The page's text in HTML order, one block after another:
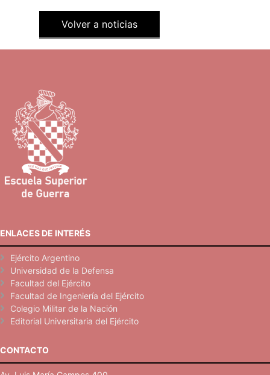
Volver a noticias
ENLACES DE INTERÉS
Ejército Argentino
Universidad de la Defensa
Facultad del Ejército
Facultad de Ingeniería del Ejército
Colegio Militar de la Nación
Editorial Universitaria del Ejército
CONTACTO